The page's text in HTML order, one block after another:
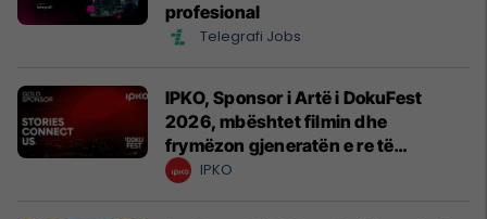
profesional
Telegrafi Jobs
IPKO, Sponsor i Artë i DokuFest
2026, mbështet filmin dhe
frymëzon gjeneratën e re të
krijuesve
IPKO